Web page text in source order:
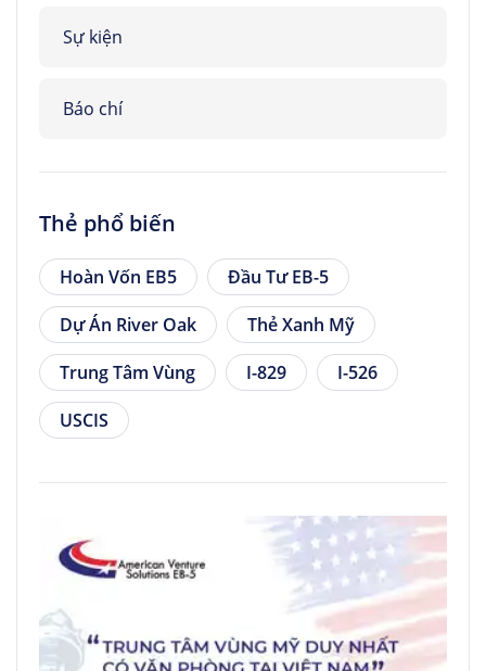
Sự kiện
Báo chí
Thẻ phổ biến
Hoàn Vốn EB5
Đầu Tư EB-5
Dự Án River Oak
Thẻ Xanh Mỹ
Trung Tâm Vùng
I-829
I-526
USCIS